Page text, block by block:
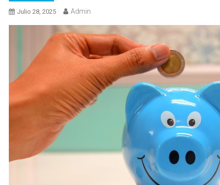
Julio 28, 2025 Admin